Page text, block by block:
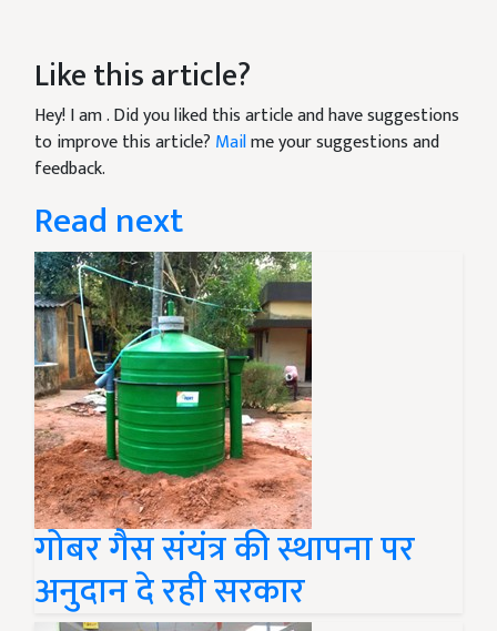
Like this article?
Hey! I am. Did you liked this article and have suggestions
to improve this article? Mailme your suggestions and
feedback.
Read next
गोबर गैस संयंत्र की स्थापना पर
अनुदान दे रही सरकार